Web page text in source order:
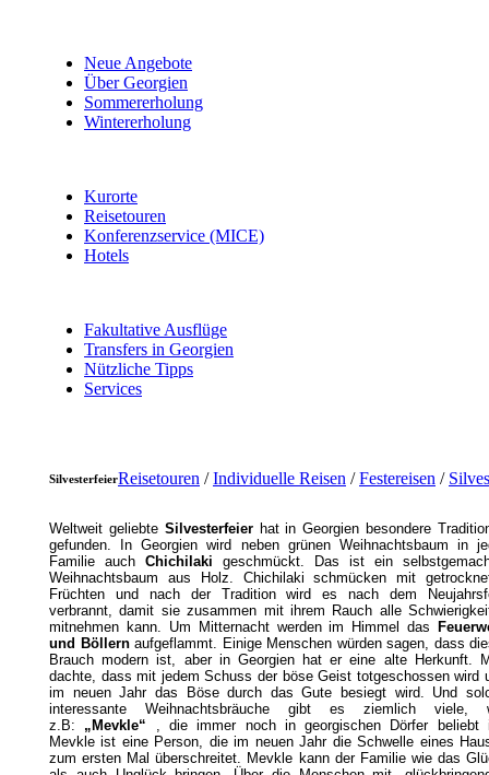
Neue Angebote
Über Georgien
Sommererholung
Wintererholung
Kurorte
Reisetouren
Konferenzservice (MICE)
Hotels
Fakultative Ausflüge
Transfers in Georgien
Nützliche Tipps
Services
SilvesterfeierReisetouren /Individuelle Reisen /Festereisen /
Weltweit geliebte Silvesterfeier hat in Georgien besondere
gefunden. In Georgien wird neben grünen Weihnachtsbaum in
Familie auch Chichilaki geschmückt. Das ist ein
Weihnachtsbaum aus Holz. Chichilaki schmücken mit
Früchten und nach der Tradition wird es nach dem
verbrannt, damit sie zusammen mit ihrem Rauch alle
mitnehmen kann. Um Mitternacht werden im Himmel das
und Böllernaufgeflammt. Einige Menschen würden sagen, dass
Brauch modern ist, aber in Georgien hat er eine alte Herkunft.
dachte, dass mit jedem Schuss der böse Geist totgeschossen wird
im neuen Jahr das Böse durch das Gute besiegt wird. Und
interessante Weihnachtsbräuche gibt es ziemlich viele,
z.B: „Mevkle“ , die immer noch in georgischen Dörfer beliebt
Mevkle ist eine Person, die im neuen Jahr die Schwelle eines
zum ersten Mal überschreitet. Mevkle kann der Familie wie das